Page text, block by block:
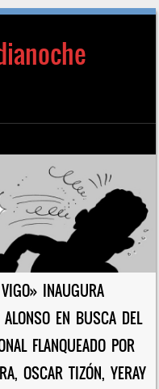
INAUGURA
EN BUSCA DEL
FLANQUEADO POR
OSCAR TIZÓN, YERAY